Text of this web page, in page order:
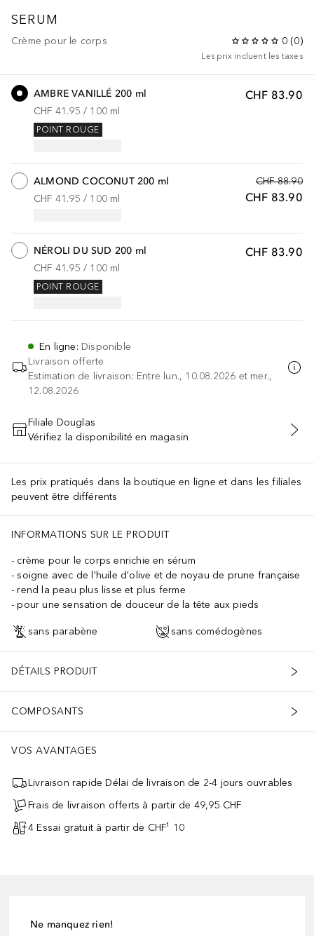
SERUM
Crème pour le corps 0 (0)
Les prix incluent les taxes
CHF 83.90
AMBRE VANILLÉ 200 ml
CHF 41.95 / 100 ml
POINT ROUGE
CHF 88.90
CHF 83.90
ALMOND COCONUT 200 ml
CHF 41.95 / 100 ml
CHF 83.90
NÉROLI DU SUD 200 ml
CHF 41.95 / 100 ml
POINT ROUGE
En ligne: Disponible
Livraison offerte
Estimation de livraison: Entre lun., 10.08.2026 et mer.,
12.08.2026
AJOUTER AU PANIER
Filiale Douglas
Vérifiez la disponibilité en magasin
Les prix pratiqués dans la boutique en ligne et dans les filiales
peuvent être différents
INFORMATIONS SUR LE PRODUIT
crème pour le corps enrichie en sérum
soigne avec de l'huile d'olive et de noyau de prune française
rend la peau plus lisse et plus ferme
pour une sensation de douceur de la tête aux pieds
sans parabène sans comédogènes
DÉTAILS PRODUIT
COMPOSANTS
VOS AVANTAGES
Livraison rapide Délai de livraison de 2-4 jours ouvrables
Frais de livraison offerts à partir de 49,95 CHF
4 Essai gratuit à partir de CHF¹ 10
Ne manquez rien!